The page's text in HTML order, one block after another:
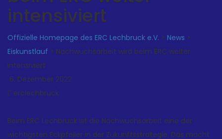
intensiviert
Offizielle Homepage des ERC Lechbruck e.V. > News >
Eiskunstlauf > Nachwuchsarbeit wird beim ERC weiter
intensiviert
6. Dezember 2022
erclechbruck
Beim ERC Lechbruck ist die Nachwuchsarbeit eine der
wichtigsten Eckpfeiler in der Zukunftsstrategie. Das macht